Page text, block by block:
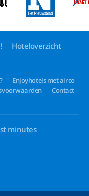
Hoteloverzicht
Enjoyhotels met airco
Contact
minutes